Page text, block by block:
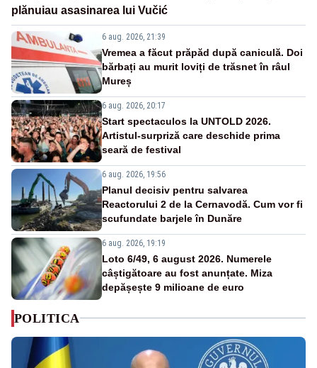
plănuiau asasinarea lui Vučić
6 aug. 2026, 21:39
Vremea a făcut prăpăd după caniculă. Doi
bărbați au murit loviți de trăsnet în râul
Mureș
6 aug. 2026, 20:17
Start spectaculos la UNTOLD 2026.
Artistul-surpriză care deschide prima
seară de festival
6 aug. 2026, 19:56
Planul decisiv pentru salvarea
Reactorului 2 de la Cernavodă. Cum vor fi
scufundate barjele în Dunăre
6 aug. 2026, 19:19
Loto 6/49, 6 august 2026. Numerele
câștigătoare au fost anunțate. Miza
depășește 9 milioane de euro
POLITICA